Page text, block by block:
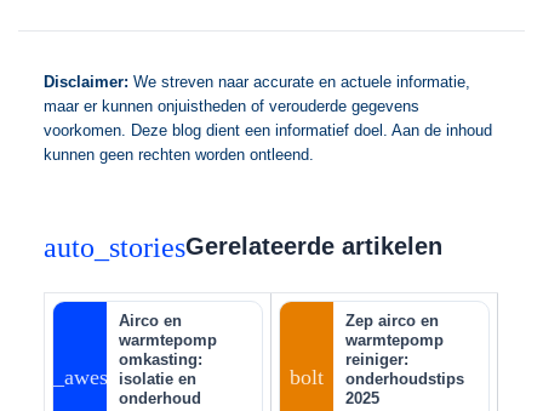
Disclaimer: We streven naar accurate en actuele informatie,
maar er kunnen onjuistheden of verouderde gegevens
voorkomen. Deze blog dient een informatief doel. Aan de inhoud
kunnen geen rechten worden ontleend.
auto_storiesGerelateerde artikelen
auto_awesome
Airco en
warmtepomp
omkasting:
isolatie en
onderhoud
bolt
Zep airco en
warmtepomp
reiniger:
onderhoudstips
2025